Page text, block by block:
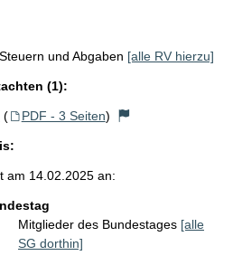
und Abgaben [alle RV hierzu]
(1):
( PDF - 3 Seiten)
am 14.02.2025 an:
Mitglieder des Bundestages [alle
SG dorthin]